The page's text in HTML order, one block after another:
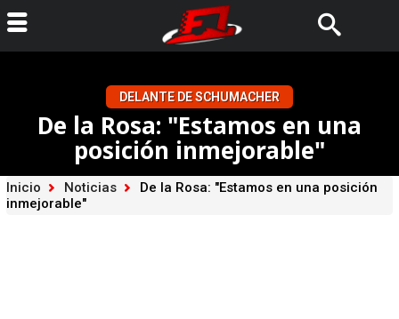
DELANTE DE SCHUMACHER
De la Rosa: "Estamos en una
posición inmejorable"
Inicio Noticias
De la Rosa: "Estamos en una posición
inmejorable"